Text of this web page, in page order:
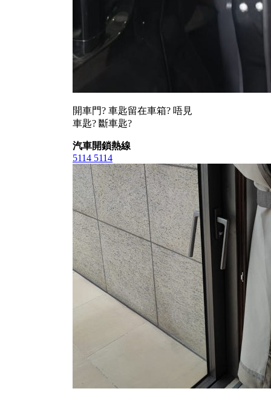
開車門? 車匙留在車箱? 唔見
車匙? 斷車匙?
汽車開鎖熱線
5114 5114